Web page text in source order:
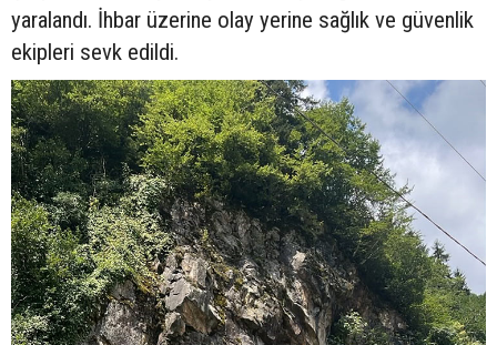
yaralandı. İhbar üzerine olay yerine sağlık ve güvenlik
ekipleri sevk edildi.